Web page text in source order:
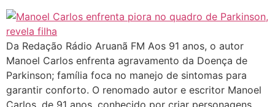
Da Redação Rádio Aruanã FM Aos 91 anos, o autor
Manoel Carlos enfrenta agravamento da Doença de
Parkinson; família foca no manejo de sintomas para
garantir conforto. O renomado autor e escritor Manoel
Carlos, de 91 anos, conhecido por criar personagens